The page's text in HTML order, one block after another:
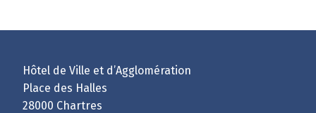
Hôtel de Ville et d’Agglomération
Place des Halles
28000 Chartres